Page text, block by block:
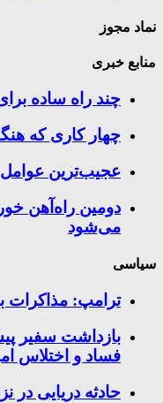
نماد مجوز
منابع خبری
چند راه‌ ساده
چهار کاری که
عجیب‌ترین
دومین راه‌آهن
می‌شود
سیاسی
ترامپ: مذاکرات
بازداشت سفیر
فساد و اختلاس
حادثه دریایی